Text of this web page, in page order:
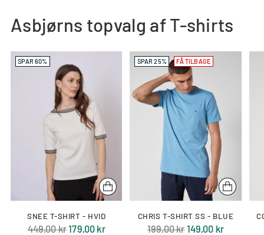
Asbjørns topvalg af T-shirts
SPAR 60%
SNEE T-SHIRT - HVID
Normal
449,00 kr179,00 kr
SPAR 25% FÅ TILBAGE
CHRIS T-SHIRT SS - BLUE
Normal
199,00 kr149,00 kr